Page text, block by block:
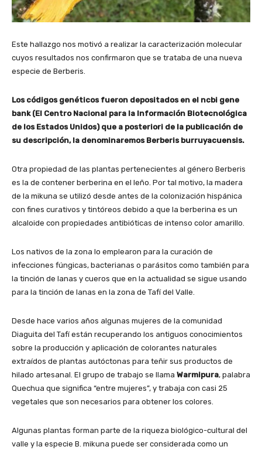
Este hallazgo nos motivó a realizar la caracterización molecular
cuyos resultados nos confirmaron que se trataba de una nueva
especie de Berberis.
Los códigos genéticos fueron depositados en el ncbi gene
bank (El Centro Nacional para la Información Biotecnológica
de los Estados Unidos) que a posteriori de la publicación de
su descripción, la denominaremos Berberis burruyacuensis.
Otra propiedad de las plantas pertenecientes al género Berberis
es la de contener berberina en el leño. Por tal motivo, la madera
de la mikuna se utilizó desde antes de la colonización hispánica
con fines curativos y tintóreos debido a que la berberina es un
alcaloide con propiedades antibióticas de intenso color amarillo.
Los nativos de la zona lo emplearon para la curación de
infecciones fúngicas, bacterianas o parásitos como también para
la tinción de lanas y cueros que en la actualidad se sigue usando
para la tinción de lanas en la zona de Tafí del Valle.
Desde hace varios años algunas mujeres de la comunidad
Diaguita del Tafí están recuperando los antiguos conocimientos
sobre la producción y aplicación de colorantes naturales
extraídos de plantas autóctonas para teñir sus productos de
hilado artesanal. El grupo de trabajo se llama Warmipura, palabra
Quechua que significa “entre mujeres”, y trabaja con casi 25
vegetales que son necesarios para obtener los colores.
Algunas plantas forman parte de la riqueza biológico-cultural del
valle y la especie B. mikuna puede ser considerada como un